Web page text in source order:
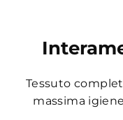
Tessuto
massima